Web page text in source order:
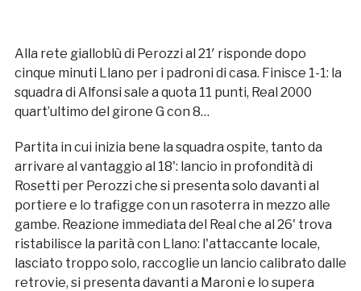
Alla rete gialloblù di Perozzi al 21′ risponde dopo
cinque minuti Llano per i padroni di casa. Finisce 1-1: la
squadra di Alfonsi sale a quota 11 punti, Real 2000
quart’ultimo del girone G con 8…
Partita in cui inizia bene la squadra ospite, tanto da
arrivare al vantaggio al 18': lancio in profondità di
Rosetti per Perozzi che si presenta solo davanti al
portiere e lo trafigge con un rasoterra in mezzo alle
gambe. Reazione immediata del Real che al 26' trova
ristabilisce la parità con Llano: l'attaccante locale,
lasciato troppo solo, raccoglie un lancio calibrato dalle
retrovie, si presenta davanti a Maroni e lo supera